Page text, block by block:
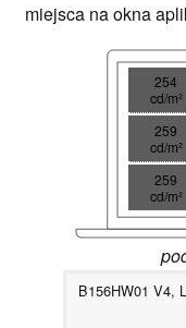
miejsca na okna
254
cd/m²
259
cd/m²
259
cd/m²
B156HW01 V4,